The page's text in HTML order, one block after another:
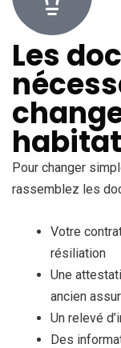
Les
Pour changer
rassemblez les
Votre
résiliation
Une
ancien
Un relevé
Des